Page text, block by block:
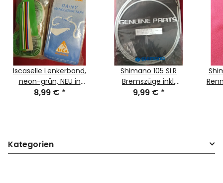
Iscaselle Lenkerband,
neon-grün, NEU in
Originalverpackung
8,99 € *
Shimano 105 SLR
Bremszüge inkl.
Außenhüllen,
9,99 € *
Kategorien